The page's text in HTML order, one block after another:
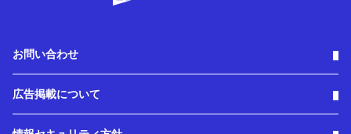
お問い合わせ
広告掲載について